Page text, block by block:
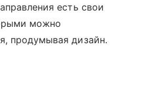
есть свои
можно
продумывая дизайн.